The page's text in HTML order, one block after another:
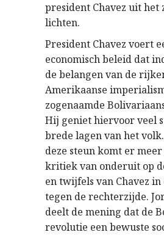
president Chavez uit het
lichten.
President Chavez voert
economisch beleid dat
de belangen van de
Amerikaanse
zogenaamde
Hij geniet hiervoor veel
brede lagen van het
deze steun komt er
kritiek van onderuit op
en twijfels van Chavez
tegen de rechterzijde.
deelt de mening dat de
revolutie een bewuste